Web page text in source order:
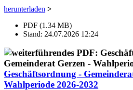
herunterladen >
PDF (1.34 MB)
Stand: 24.07.2026 12:24
Geschäftsordnung -
Wahlperiode 2026-2032